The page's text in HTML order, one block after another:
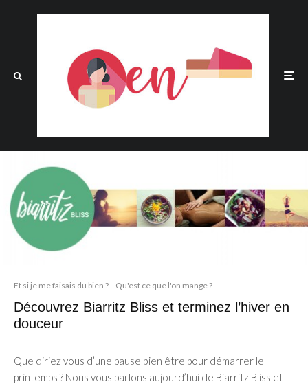
Et si je me faisais du bien ? Qu'est ce que l'on mange ?
Découvrez Biarritz Bliss et terminez l’hiver en
douceur
Que diriez vous d’une pause bien être pour démarrer le
printemps ? Nous vous parlons aujourd’hui de Biarritz Bliss et